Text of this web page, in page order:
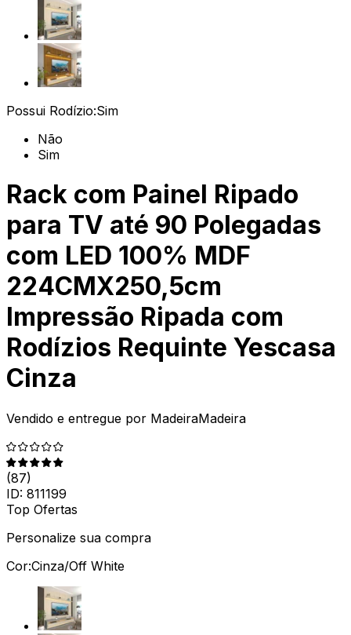
Possui Rodízio:Sim
Não
Sim
Rack com Painel Ripado
para TV até 90 Polegadas
com LED 100% MDF
224CMX250,5cm
Impressão Ripada com
Rodízios Requinte Yescasa
Cinza
Vendido e entregue por MadeiraMadeira
(87)
ID: 811199
Top Ofertas
Personalize sua compra
Cor:Cinza/Off White